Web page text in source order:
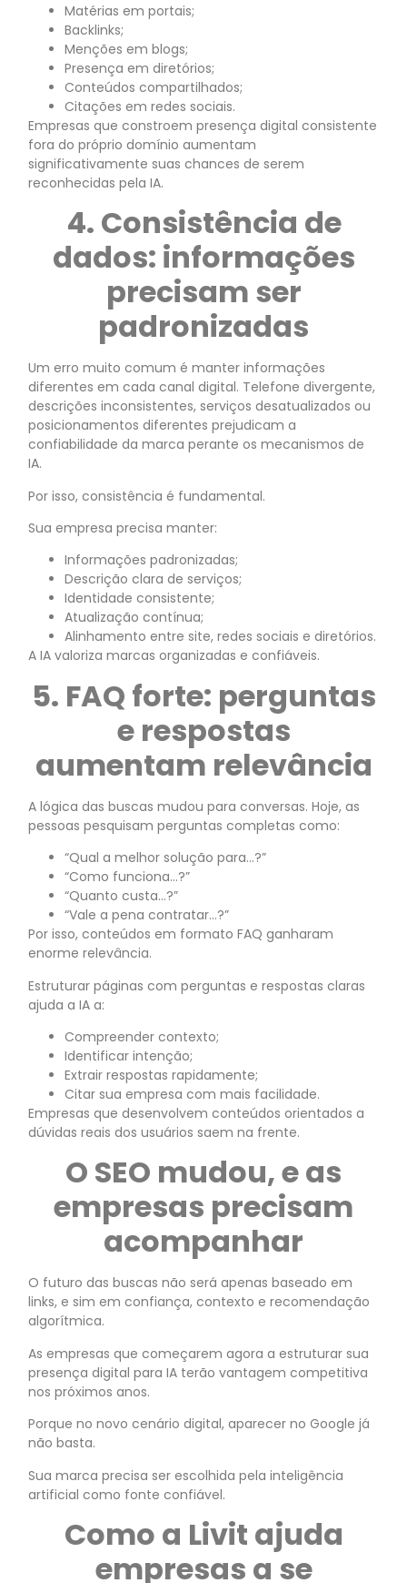
Matérias em portais;
Backlinks;
Menções em blogs;
Presença em diretórios;
Conteúdos compartilhados;
Citações em redes sociais.
Empresas que constroem presença digital consistente
fora do próprio domínio aumentam
significativamente suas chances de serem
reconhecidas pela IA.
4. Consistência de
dados: informações
precisam ser
padronizadas
Um erro muito comum é manter informações
diferentes em cada canal digital. Telefone divergente,
descrições inconsistentes, serviços desatualizados ou
posicionamentos diferentes prejudicam a
confiabilidade da marca perante os mecanismos de
IA.
Por isso, consistência é fundamental.
Sua empresa precisa manter:
Informações padronizadas;
Descrição clara de serviços;
Identidade consistente;
Atualização contínua;
Alinhamento entre site, redes sociais e diretórios.
A IA valoriza marcas organizadas e confiáveis.
5. FAQ forte: perguntas
e respostas
aumentam relevância
A lógica das buscas mudou para conversas. Hoje, as
pessoas pesquisam perguntas completas como:
“Qual a melhor solução para…?”
“Como funciona…?”
“Quanto custa…?”
“Vale a pena contratar…?”
Por isso, conteúdos em formato FAQ ganharam
enorme relevância.
Estruturar páginas com perguntas e respostas claras
ajuda a IA a:
Compreender contexto;
Identificar intenção;
Extrair respostas rapidamente;
Citar sua empresa com mais facilidade.
Empresas que desenvolvem conteúdos orientados a
dúvidas reais dos usuários saem na frente.
O SEO mudou, e as
empresas precisam
acompanhar
O futuro das buscas não será apenas baseado em
links, e sim em confiança, contexto e recomendação
algorítmica.
As empresas que começarem agora a estruturar sua
presença digital para IA terão vantagem competitiva
nos próximos anos.
Porque no novo cenário digital, aparecer no Google já
não basta.
Sua marca precisa ser escolhida pela inteligência
artificial como fonte confiável.
Como a Livit ajuda
empresas a se